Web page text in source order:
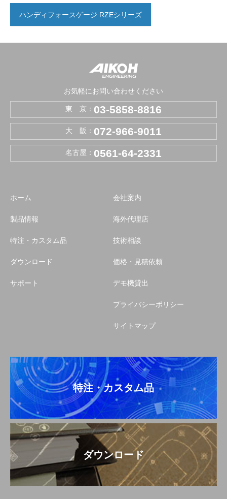
ハンディフォースゲージ RZEシリーズ
お気軽にお問い合わせください
東 京： 03-5858-8816
大 阪： 072-966-9011
名古屋： 0561-64-2331
ホーム
製品情報
特注・カスタム品
ダウンロード
サポート
会社案内
海外代理店
技術相談
価格・見積依頼
デモ機貸出
プライバシーポリシー
サイトマップ
特注・カスタム品
ダウンロード